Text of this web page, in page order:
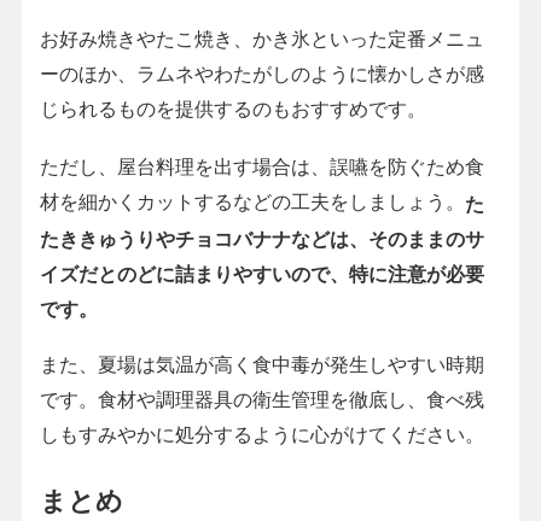
お好み焼きやたこ焼き、かき氷といった定番メニュ
ーのほか、ラムネやわたがしのように懐かしさが感
じられるものを提供するのもおすすめです。
ただし、屋台料理を出す場合は、誤嚥を防ぐため食
材を細かくカットするなどの工夫をしましょう。 た
たききゅうりやチョコバナナなどは、そのままのサ
イズだとのどに詰まりやすいので、特に注意が必要
です。
また、夏場は気温が高く食中毒が発生しやすい時期
です。食材や調理器具の衛生管理を徹底し、食べ残
しもすみやかに処分するように心がけてください。
まとめ